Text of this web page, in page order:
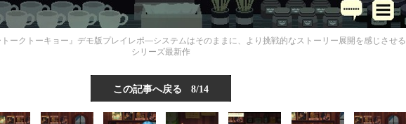
ークトーキョー』デモ版プレイレポ―システムはそのままに、より挑戦的なストーリー展開を感じさせる
シリーズ最新作
この記事へ戻る 8/14